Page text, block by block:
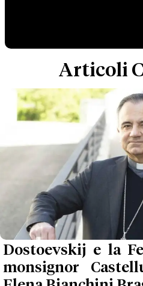
Articoli
Dostoevskij e la
monsignor